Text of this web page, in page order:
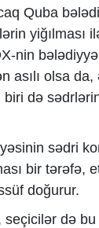
Quba
yiğılması
nin
asılı olsa da,
də
sədri
bir tərəfə,
doğurur.
seçicilər də